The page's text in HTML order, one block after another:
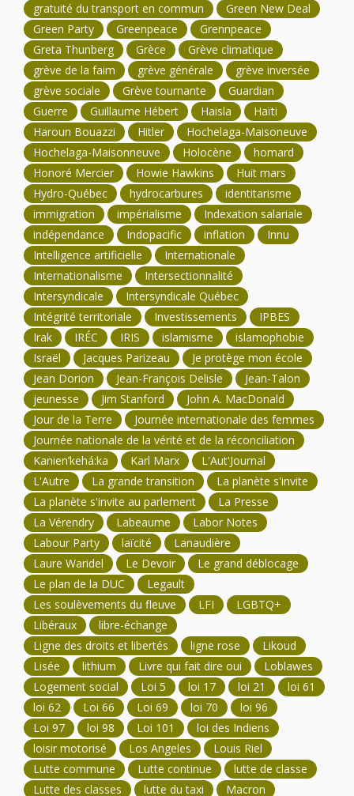
gratuité du transport en commun
Green New Deal
Green Party
Greenpeace
Grennpeace
Greta Thunberg
Grèce
Grève climatique
grève de la faim
grève générale
grève inversée
grève sociale
Grève tournante
Guardian
Guerre
Guillaume Hébert Haisla
Haïti
Haroun Bouazzi
Hitler
Hochelaga-Maisoneuve
Hochelaga-Maisonneuve
Holocène
homard
Honoré Mercier
Howie Hawkins
Huit mars
Hydro-Québec
hydrocarbures
identitarisme
immigration
impérialisme
Indexation salariale
indépendance
Indopacific inflation
Innu
Intelligence artificielle
Internationale
Internationalisme
Intersectionnalité
Intersyndicale
Intersyndicale Québec
Intégrité territoriale
Investissements
IPBES
Irak
IRÉC IRIS islamisme
islamophobie
Israël
Jacques Parizeau
Je protège mon école
Jean Dorion
Jean-François Delisle
Jean-Talon
jeunesse
Jim Stanford
John A. MacDonald
Jour de la Terre
Journée internationale des femmes
Journée nationale de la vérité et de la réconciliation
Kanien’kehá:ka
Karl Marx
L'Aut'Journal
L'Autre
La grande transition
La planète s'invite
La planète s'invite au parlement
La Presse
La Vérendry
Labeaume
Labor Notes
Labour Party
laïcité
Lanaudière
Laure Waridel
Le Devoir
Le grand déblocage
Le plan de la DUC
Legault
Les soulèvements du fleuve
LFI
LGBTQ+
Libéraux
libre-échange
Ligne des droits et libertés
ligne rose
Likoud
Lisée
lithium Livre qui fait dire oui
Loblawes
Logement social
Loi 5 loi 17 loi 21
loi 61
loi 62
Loi 66 Loi 69 loi 70
loi 96
Loi 97
loi 98 Loi 101
loi des Indiens
loisir motorisé
Los Angeles
Louis Riel
Lutte commune
Lutte continue
lutte de classe
Lutte des classes
lutte du taxi Macron